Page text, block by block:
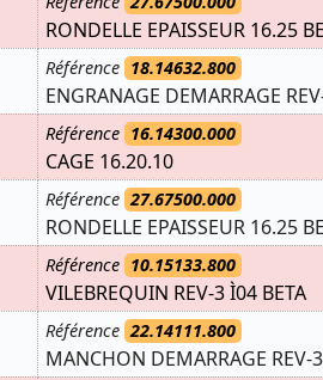
RONDELLE EPAISSEUR 16.25
Référence 18.14632.800
ENGRANAGE DEMARRAGE
Référence 16.14300.000
CAGE 16.20.10
Référence 27.67500.000
RONDELLE EPAISSEUR 16.25
Référence 10.15133.800
VILEBREQUIN REV-3 Ì04 BETA
Référence 22.14111.800
MANCHON DEMARRAGE REV-